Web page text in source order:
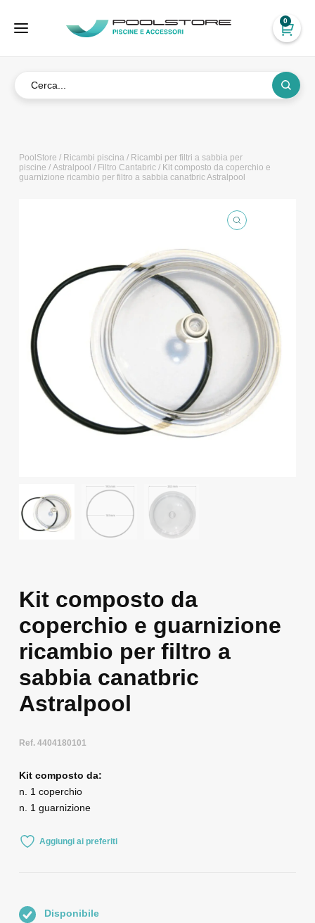
0
PoolStore / Ricambi piscina/ Ricambi per filtri a sabbia per
piscine / Astralpool / Filtro Cantabric/ Kit composto da coperchio e
guarnizione ricambio per filtro a sabbia canatbric Astralpool
Kit composto da
coperchio e guarnizione
ricambio per filtro a
sabbia canatbric
Astralpool
Ref. 4404180101
Kit composto da:
n. 1 coperchio
n. 1 guarnizione
Aggiungi ai preferiti
Disponibile